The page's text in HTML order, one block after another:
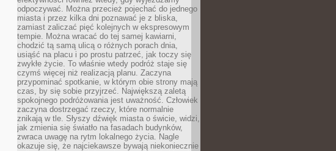
odpoczywać. Można przecież pojechać do jednego
miasta i przez kilka dni poznawać je z bliska,
zamiast zaliczać pięć kolejnych w ekspresowym
tempie. Można wracać do tej samej kawiarni,
chodzić tą samą ulicą o różnych porach dnia,
usiąść na placu i po prostu patrzeć, jak toczy się
zwykłe życie. To właśnie wtedy podróż staje się
czymś więcej niż realizacją planu. Zaczyna
przypominać spotkanie, w którym obie strony mają
czas, by się sobie przyjrzeć. Największą zaletą
spokojnego podróżowania jest uważność. Człowiek
zaczyna dostrzegać rzeczy, które normalnie
znikają w tle. Słyszy dźwięk miasta o świcie, widzi,
jak zmienia się światło na fasadach budynków,
zwraca uwagę na rytm lokalnego życia. Nagle
okazuje się, że najciekawsze bywają niekoniecznie